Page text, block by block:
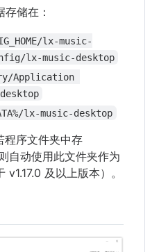
储在：
lx-music-
lx-music-desktop
Application
lx-music-desktop
序文件夹中存
自动使用此文件夹作为
及以上版本）。